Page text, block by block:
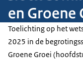
en Groene
Toelichting op het
2025 in de
Groene Groei